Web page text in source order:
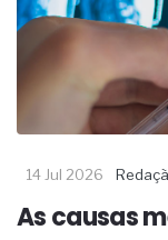
14 Jul 2026
As causas